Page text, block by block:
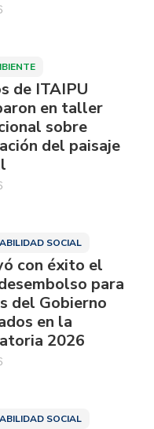
de ITAIPU
en taller
sobre
del paisaje
SOCIAL
con éxito el
para
del Gobierno
en la
2026
SOCIAL